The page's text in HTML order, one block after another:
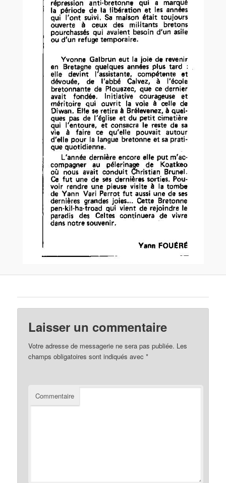
Laisser un commentaire
Votre adresse de messagerie ne sera pas publiée. Les
champs obligatoires sont indiqués avec*
Commentaire